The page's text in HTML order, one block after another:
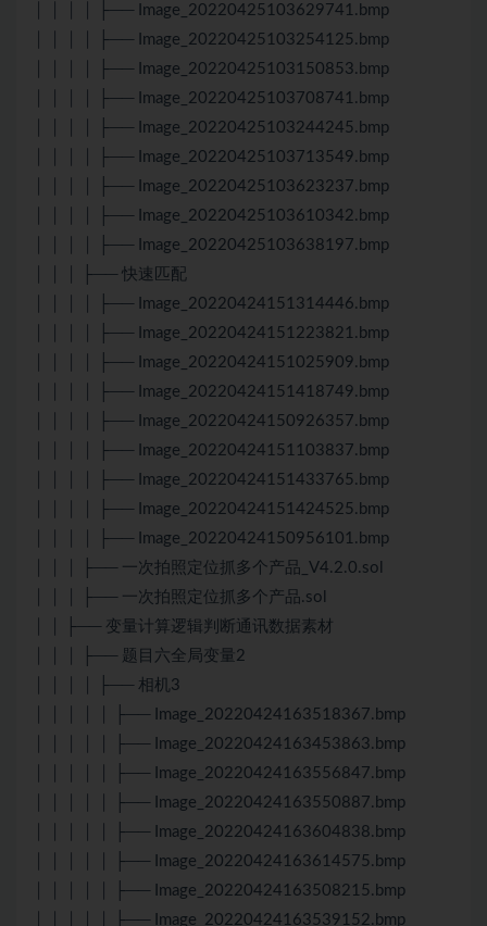
│ │ │ │ ├── Image_20220425103629741.bmp
│ │ │ │ ├── Image_20220425103254125.bmp
│ │ │ │ ├── Image_20220425103150853.bmp
│ │ │ │ ├── Image_20220425103708741.bmp
│ │ │ │ ├── Image_20220425103244245.bmp
│ │ │ │ ├── Image_20220425103713549.bmp
│ │ │ │ ├── Image_20220425103623237.bmp
│ │ │ │ ├── Image_20220425103610342.bmp
│ │ │ │ ├── Image_20220425103638197.bmp
│ │ │ ├── 快速匹配
│ │ │ │ ├── Image_20220424151314446.bmp
│ │ │ │ ├── Image_20220424151223821.bmp
│ │ │ │ ├── Image_20220424151025909.bmp
│ │ │ │ ├── Image_20220424151418749.bmp
│ │ │ │ ├── Image_20220424150926357.bmp
│ │ │ │ ├── Image_20220424151103837.bmp
│ │ │ │ ├── Image_20220424151433765.bmp
│ │ │ │ ├── Image_20220424151424525.bmp
│ │ │ │ ├── Image_20220424150956101.bmp
│ │ │ ├── 一次拍照定位抓多个产品_V4.2.0.sol
│ │ │ ├── 一次拍照定位抓多个产品.sol
│ │ ├── 变量计算逻辑判断通讯数据素材
│ │ │ ├── 题目六全局变量2
│ │ │ │ ├── 相机3
│ │ │ │ │ ├── Image_20220424163518367.bmp
│ │ │ │ │ ├── Image_20220424163453863.bmp
│ │ │ │ │ ├── Image_20220424163556847.bmp
│ │ │ │ │ ├── Image_20220424163550887.bmp
│ │ │ │ │ ├── Image_20220424163604838.bmp
│ │ │ │ │ ├── Image_20220424163614575.bmp
│ │ │ │ │ ├── Image_20220424163508215.bmp
│ │ │ │ │ ├── Image_20220424163539152.bmp